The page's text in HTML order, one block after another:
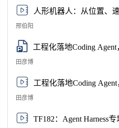
人形机器人：从位置、
邢伯阳
工程化落地Coding
田彦博
工程化落地Coding
田彦博
TF182：Agent Harness专